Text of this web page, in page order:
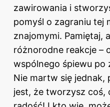
zawirowania i
pomyśl o zagraniu tej
znajomymi. Pamiętaj,
różnorodne reakcje –
wspólnego śpiewu po
Nie martw się jednak,
jest, że tworzysz coś,